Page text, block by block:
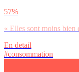
57%
« Elles sont moins bien
En detail
#consommation